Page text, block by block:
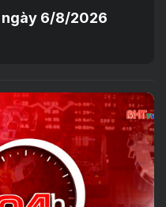
ngày 6/8/2026